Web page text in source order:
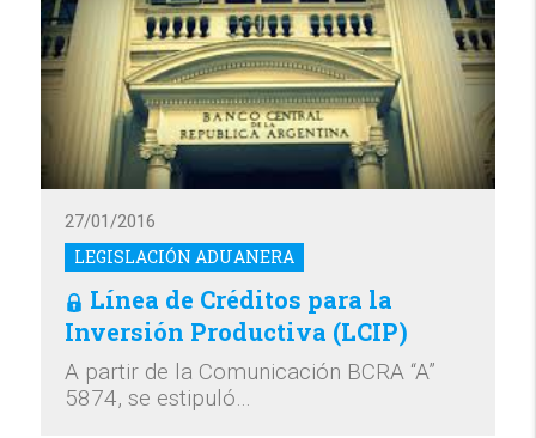
LEGISLACIÓN ADUANERA
27/01/2016
Línea de Créditos para la
Inversión Productiva (LCIP)
A partir de la Comunicación BCRA “A”
5874, se estipuló…